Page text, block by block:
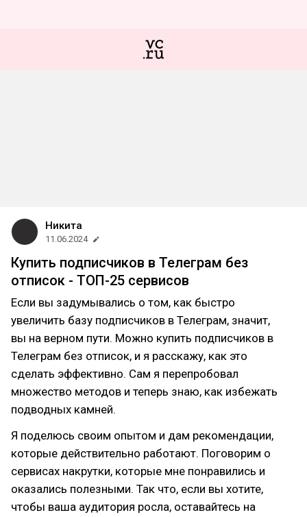
Никита
11.06.2024
Купить подписчиков в Телеграм без
отписок - ТОП-25 сервисов
Если вы задумывались о том, как быстро
увеличить базу подписчиков в Телеграм, значит,
вы на верном пути. Можно купить подписчиков в
Телеграм без отписок, и я расскажу, как это
сделать эффективно. Сам я перепробовал
множество методов и теперь знаю, как избежать
подводных камней.
Я поделюсь своим опытом и дам рекомендации,
которые действительно работают. Поговорим о
сервисах накрутки, которые мне понравились и
оказались полезными. Так что, если вы хотите,
чтобы ваша аудитория росла, оставайтесь на